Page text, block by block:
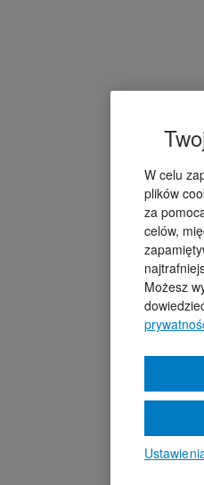
W celu
plików
za
celów,
Możesz